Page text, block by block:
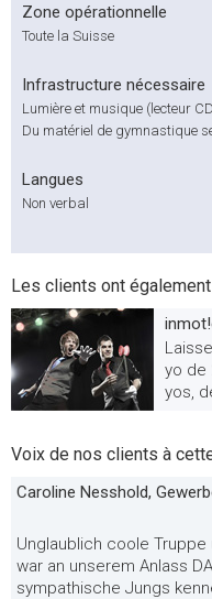
Zone opérationnelle
Toute la Suisse
Infrastructure nécessaire
Lumière et musique (lecteur
Du matériel de gymnastique
Langues
Non verbal
Les clients ont
yo de
yos,
Voix de nos clients à
Caroline Nesshold,
Unglaublich coole
war an unserem Anlass
sympathische Jungs